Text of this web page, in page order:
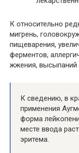
К относительно
мигрень,
пищеварения,
ферментов,
жжения, высыпаний
К сведению, в
применения
форма
месте ввода
эритема.